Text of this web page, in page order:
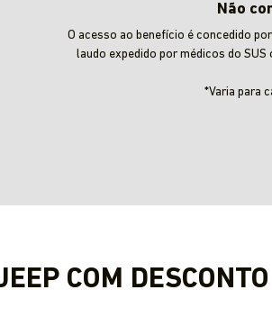
Não
O acesso ao benefício é concedido
laudo expedido por médicos do
*Varia para
COM